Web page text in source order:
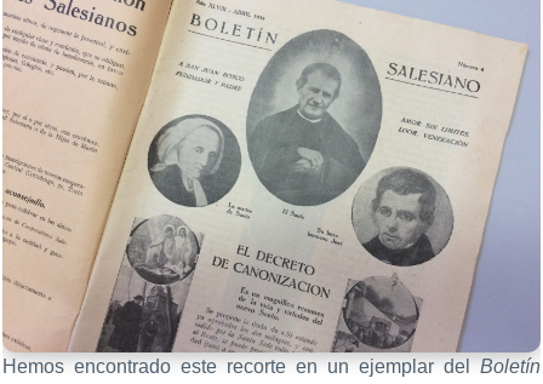
Hemos encontrado este recorte en un ejemplar del Boletín